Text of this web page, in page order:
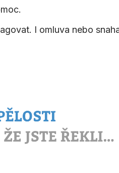
I omluva nebo